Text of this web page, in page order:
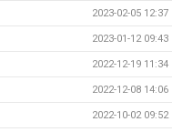
2023-02-05 12:37
2023-01-12 09:43
2022-12-19 11:34
2022-12-08 14:06
2022-10-02 09:52